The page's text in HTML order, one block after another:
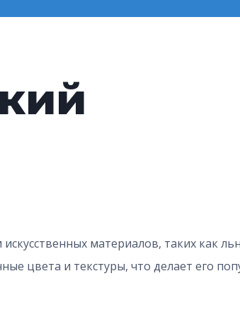
материалов, таких как
цвета и текстуры, что делает его